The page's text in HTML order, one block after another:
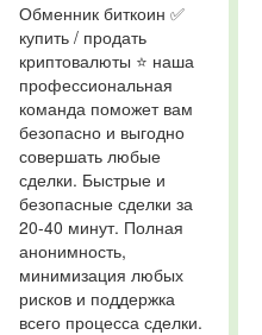
Обменник биткоин ✅
купить / продать
криптовалюты ⭐ наша
профессиональная
команда поможет вам
безопасно и выгодно
совершать любые
сделки. Быстрые и
безопасные сделки за
20-40 минут. Полная
анонимность,
минимизация любых
рисков и поддержка
всего процесса сделки.